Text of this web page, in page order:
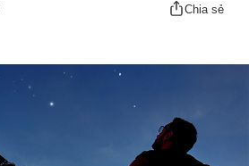
Chia sẻ